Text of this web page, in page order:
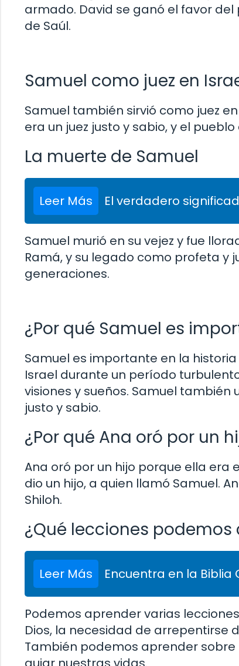
armado. David se ganó el favor
de Saúl.
Samuel como juez en
Samuel también sirvió como juez
era un juez justo y sabio, y el
La muerte de Samuel
Leer Más El verdadero
Samuel murió en su vejez y fue
Ramá, y su legado como profeta y
generaciones.
¿Por qué Samuel es
Samuel es importante en la
Israel durante un período
visiones y sueños. Samuel también
justo y sabio.
¿Por qué Ana oró por un
Ana oró por un hijo porque ella era
dio un hijo, a quien llamó Samuel.
Shiloh.
¿Qué lecciones
Leer Más Encuentra en la
Podemos aprender varias
Dios, la necesidad de arrepentirse
También podemos aprender